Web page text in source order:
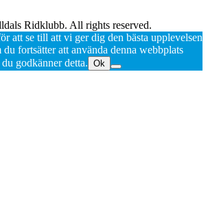
Ridklubb. All rights reserved.
att se till att vi ger dig den bästa upplevelsen
fortsätter att använda denna webbplats
godkänner detta. Ok